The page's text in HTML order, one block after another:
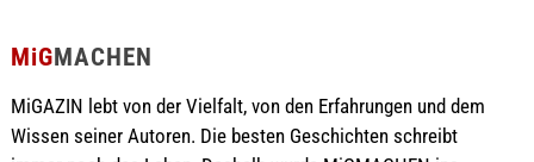
MiGMACHEN
MiGAZIN lebt von der Vielfalt, von den Erfahrungen und dem
Wissen seiner Autoren. Die besten Geschichten schreibt